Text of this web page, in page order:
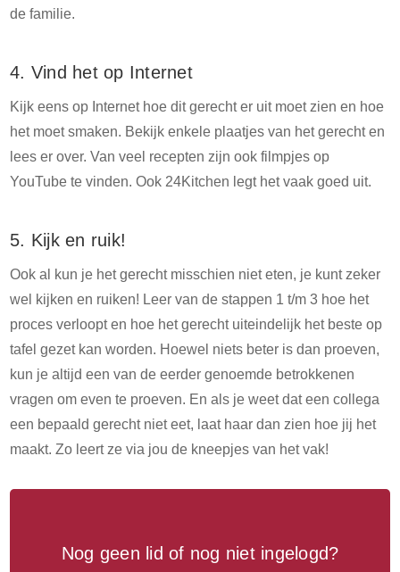
de familie.
4. Vind het op Internet
Kijk eens op Internet hoe dit gerecht er uit moet zien en hoe
het moet smaken. Bekijk enkele plaatjes van het gerecht en
lees er over. Van veel recepten zijn ook filmpjes op
YouTube te vinden. Ook 24Kitchen legt het vaak goed uit.
5. Kijk en ruik!
Ook al kun je het gerecht misschien niet eten, je kunt zeker
wel kijken en ruiken! Leer van de stappen 1 t/m 3 hoe het
proces verloopt en hoe het gerecht uiteindelijk het beste op
tafel gezet kan worden. Hoewel niets beter is dan proeven,
kun je altijd een van de eerder genoemde betrokkenen
vragen om even te proeven. En als je weet dat een collega
een bepaald gerecht niet eet, laat haar dan zien hoe jij het
maakt. Zo leert ze via jou de kneepjes van het vak!
Nog geen lid of nog niet ingelogd?